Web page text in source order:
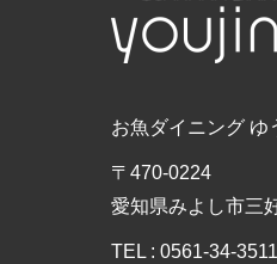
お魚ダイニング ゆ
〒470-0224
愛知県みよし市三
TEL : 0561-34-3511